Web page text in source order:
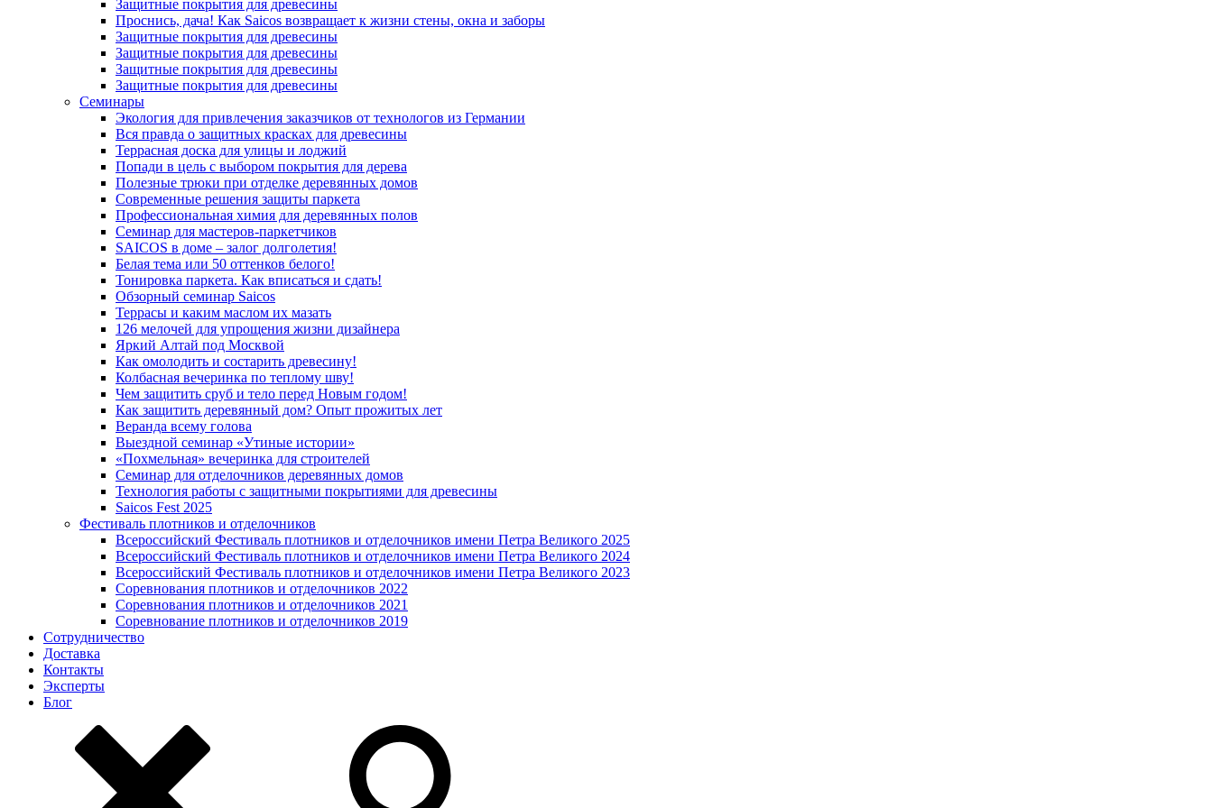
Защитные покрытия для древесины
Проснись, дача! Как Saicos возвращает к жизни стены, окна и заборы
Защитные покрытия для древесины
Защитные покрытия для древесины
Защитные покрытия для древесины
Защитные покрытия для древесины
Семинары
Экология для привлечения заказчиков от технологов из Германии
Вся правда о защитных красках для древесины
Террасная доска для улицы и лоджий
Попади в цель с выбором покрытия для дерева
Полезные трюки при отделке деревянных домов
Современные решения защиты паркета
Профессиональная химия для деревянных полов
Семинар для мастеров-паркетчиков
SAICOS в доме – залог долголетия!
Белая тема или 50 оттенков белого!
Тонировка паркета. Как вписаться и сдать!
Обзорный семинар Saicos
Террасы и каким маслом их мазать
126 мелочей для упрощения жизни дизайнера
Яркий Алтай под Москвой
Как омолодить и состарить древесину!
Колбасная вечеринка по теплому шву!
Чем защитить сруб и тело перед Новым годом!
Как защитить деревянный дом? Опыт прожитых лет
Веранда всему голова
Выездной семинар «Утиные истории»
«Похмельная» вечеринка для строителей
Семинар для отделочников деревянных домов
Технология работы с защитными покрытиями для древесины
Saicos Fest 2025
Фестиваль плотников и отделочников
Всероссийский Фестиваль плотников и отделочников имени Петра Великого 2025
Всероссийский Фестиваль плотников и отделочников имени Петра Великого 2024
Всероссийский Фестиваль плотников и отделочников имени Петра Великого 2023
Соревнования плотников и отделочников 2022
Соревнования плотников и отделочников 2021
Соревнование плотников и отделочников 2019
Сотрудничество
Доставка
Контакты
Эксперты
Блог